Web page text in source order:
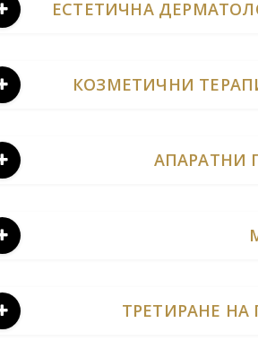
ЕСТЕТИЧНА
КОЗМЕТИЧНИ
АПАРАТНИ
ТРЕТИРАНЕ